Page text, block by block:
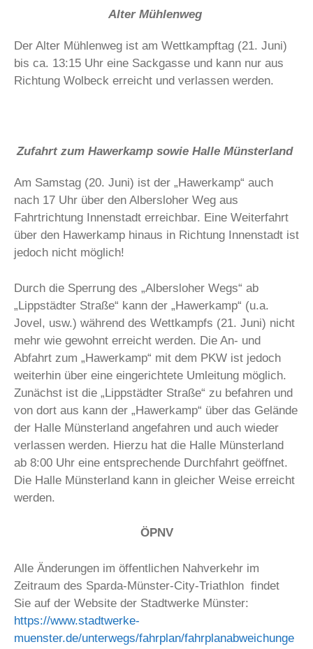
Alter Mühlenweg
Der Alter Mühlenweg ist am Wettkampftag (21. Juni)
bis ca. 13:15 Uhr eine Sackgasse und kann nur aus
Richtung Wolbeck erreicht und verlassen werden.
Zufahrt zum Hawerkamp sowie Halle Münsterland
Am Samstag (20. Juni) ist der „Hawerkamp“ auch
nach 17 Uhr über den Albersloher Weg aus
Fahrtrichtung Innenstadt erreichbar. Eine Weiterfahrt
über den Hawerkamp hinaus in Richtung Innenstadt ist
jedoch nicht möglich!
Durch die Sperrung des „Albersloher Wegs“ ab
„Lippstädter Straße“ kann der „Hawerkamp“ (u.a.
Jovel, usw.) während des Wettkampfs (21. Juni) nicht
mehr wie gewohnt erreicht werden. Die An- und
Abfahrt zum „Hawerkamp“ mit dem PKW ist jedoch
weiterhin über eine eingerichtete Umleitung möglich.
Zunächst ist die „Lippstädter Straße“ zu befahren und
von dort aus kann der „Hawerkamp“ über das Gelände
der Halle Münsterland angefahren und auch wieder
verlassen werden. Hierzu hat die Halle Münsterland
ab 8:00 Uhr eine entsprechende Durchfahrt geöffnet.
Die Halle Münsterland kann in gleicher Weise erreicht
werden.
ÖPNV
Alle Änderungen im öffentlichen Nahverkehr im
Zeitraum des Sparda-Münster-City-Triathlon findet
Sie auf der Website der Stadtwerke Münster:
https://www.stadtwerke-
muenster.de/unterwegs/fahrplan/fahrplanabweichunge